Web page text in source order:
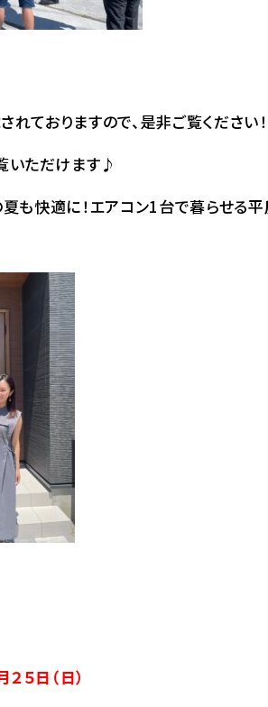
ておりますので、是非ご覧ください！
いただけます♪
も快適に！エアコン1台で暮らせる
２５日（日）